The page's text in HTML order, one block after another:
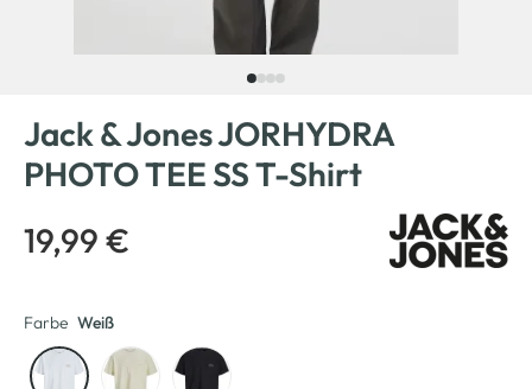
Jack & Jones JORHYDRA
PHOTO TEE SS T-Shirt
19,99 €
Farbe Weiß